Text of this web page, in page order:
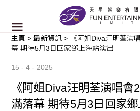
主頁 >最新資訊 >
《阿姐Diva汪明荃演
幕 期待5月3日回家鄉上海站演出
15 - 4 - 2025
《阿姐Diva汪明荃演唱會
滿落幕 期待5月3日回家